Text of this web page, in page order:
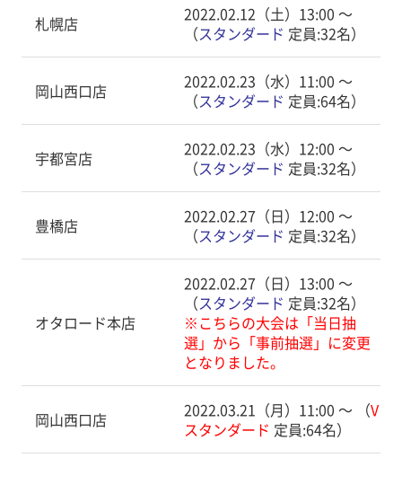
札幌店
2022.02.12（土）13:00 〜
（スタンダード 定員:32名）
岡山西口店
2022.02.23（水）11:00 〜
（スタンダード 定員:64名）
宇都宮店
2022.02.23（水）12:00 〜
（スタンダード 定員:32名）
豊橋店
2022.02.27（日）12:00 〜
（スタンダード 定員:32名）
オタロード本店
2022.02.27（日）13:00 〜
（スタンダード 定員:32名）
※こちらの大会は「当日抽
選」から「事前抽選」に変更
となりました。
岡山西口店 2022.03.21（月）11:00 〜 （V
スタンダード 定員:64名）